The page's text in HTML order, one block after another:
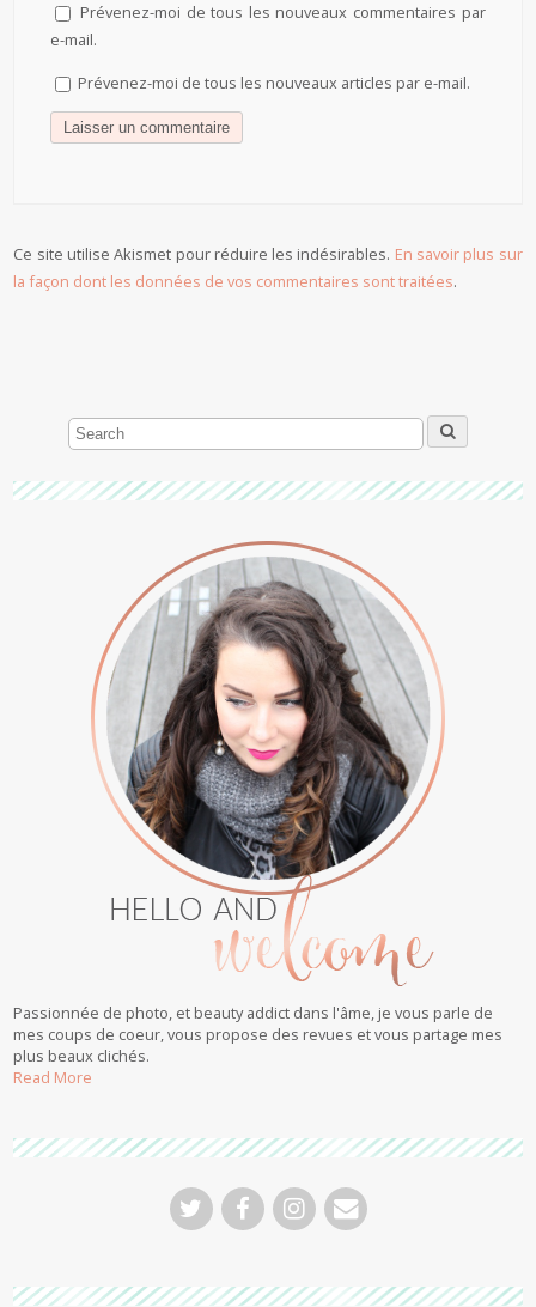
Prévenez-moi de tous les nouveaux commentaires par
e-mail.
Prévenez-moi de tous les nouveaux articles par e-mail.
Ce site utilise Akismet pour réduire les indésirables. En savoir plus sur
la façon dont les données de vos commentaires sont traitées.
Passionnée de photo, et beauty addict dans l'âme, je vous parle de
mes coups de coeur, vous propose des revues et vous partage mes
plus beaux clichés.
Read More